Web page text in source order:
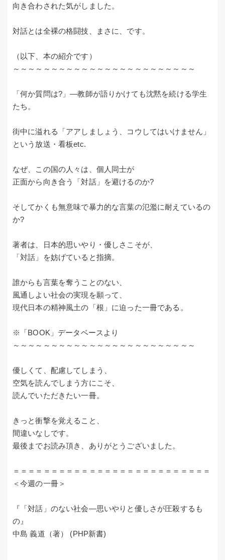
向き合わされた気がしました。
対話とは全裸の格闘技、まさに、です。
（以下、本の紹介です）
～～～～～～～～～～～～～～～～～～～～～～～～
「何か質問は?」―教師が語りかけても沈黙を続ける学生
たち。
街中に溢れる「アアしましょう、コウしてはいけません」
という放送・看板etc.
なぜ、この国の人々は、個人同士が
正面から向き合う「対話」を避けるのか?
そしてかくも無意味で暴力的な言葉の氾濫に耐えているの
か?
著者は、日本的思いやり・優しさこそが、
「対話」を妨げていると指摘。
誰からも言葉を奪うことのない、
風通しよい社会の実現を願って、
現代日本の精神風土の「根」に迫った一冊である。
※「BOOK」データベースより
～～～～～～～～～～～～～～～～～～～～～～～～
優しくて、配慮してしまう、
空気を読んでしまう方にこそ、
読んでいただきたい一冊。
きっと衝撃を覚えること、
間違いなしです。
最後までお読み頂き、ありがとうございました。
＝＝＝＝＝＝＝＝＝＝＝＝＝＝＝＝＝＝＝＝＝＝＝＝＝＝
＜今週の一冊＞
『「対話」のない社会―思いやりと優しさが圧殺するも
の』
中島 義道（著） (PHP新書)